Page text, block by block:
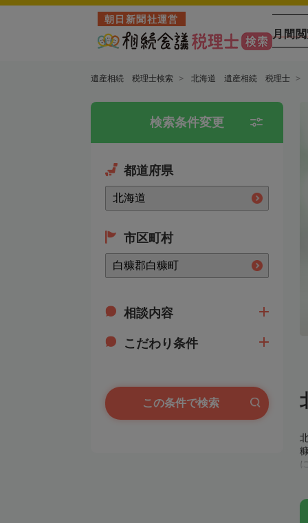
朝日新聞社運営
月間
遺産相続 税理士検索 北海道 遺産相続 税理士
検索条件変更
都道府県
市区町村
相談内容
こだわり条件
この条件で検索